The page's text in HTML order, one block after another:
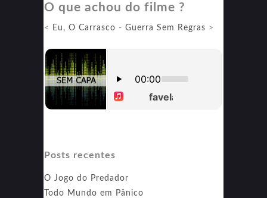
O que achou do filme ?
< Eu, O Carrasco - Guerra Sem Regras >
Posts recentes
O Jogo do Predador
Todo Mundo em Pânico